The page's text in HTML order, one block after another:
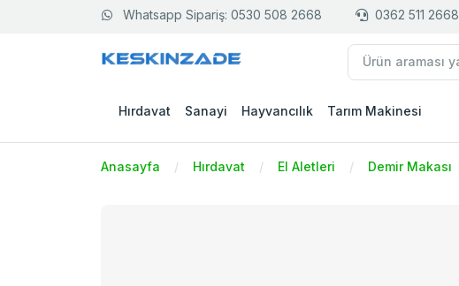
Whatsapp Sipariş: 0530 508 2668 0362 511 2668
Hırdavat Sanayi Hayvancılık Tarım Makinesi
Anasayfa Hırdavat El Aletleri Demir Makası